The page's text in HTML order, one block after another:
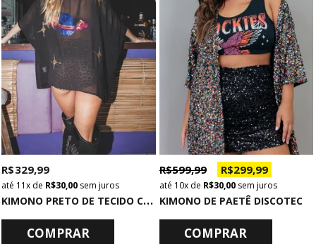
K
IMONO PRETO DE TECIDO COM BORDADO DE PAETÊ PLANETA
R$ 329,99
11x de R$ 30,00 sem juros
COMPRAR
KIMONO DE PAETÊ DISCOTEC
R$ 599,99 R$ 299,99
10xde R$ 30,00sem juros
COMPRAR